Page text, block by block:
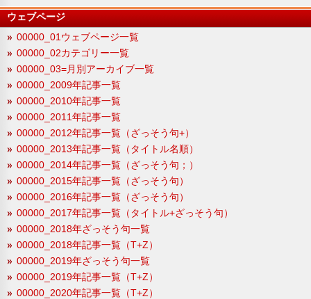
ウェブページ
00000_01ウェブページ一覧
00000_02カテゴリー一覧
00000_03=月別アーカイブ一覧
00000_2009年記事一覧
00000_2010年記事一覧
00000_2011年記事一覧
00000_2012年記事一覧（ざっそう句+）
00000_2013年記事一覧（タイトル名順）
00000_2014年記事一覧（ざっそう句；）
00000_2015年記事一覧（ざっそう句）
00000_2016年記事一覧（ざっそう句）
00000_2017年記事一覧（タイトル+ざっそう句）
00000_2018年ざっそう句一覧
00000_2018年記事一覧（T+Z）
00000_2019年ざっそう句一覧
00000_2019年記事一覧（T+Z）
00000_2020年記事一覧（T+Z）